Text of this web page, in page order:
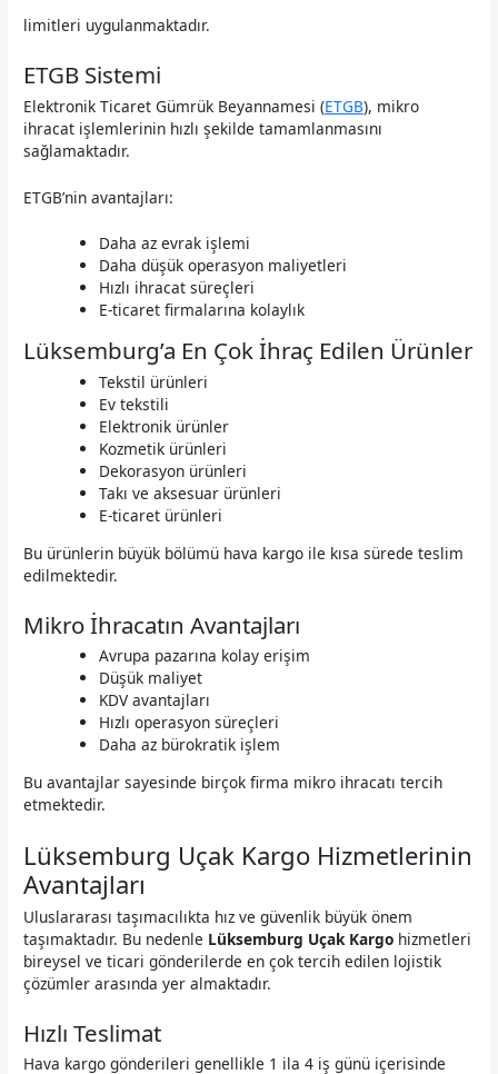
limitleri uygulanmaktadır.
ETGB Sistemi
Elektronik Ticaret Gümrük Beyannamesi (ETGB), mikro
ihracat işlemlerinin hızlı şekilde tamamlanmasını
sağlamaktadır.
ETGB’nin avantajları:
Daha az evrak işlemi
Daha düşük operasyon maliyetleri
Hızlı ihracat süreçleri
E-ticaret firmalarına kolaylık
Lüksemburg’a En Çok İhraç Edilen Ürünler
Tekstil ürünleri
Ev tekstili
Elektronik ürünler
Kozmetik ürünleri
Dekorasyon ürünleri
Takı ve aksesuar ürünleri
E-ticaret ürünleri
Bu ürünlerin büyük bölümü hava kargo ile kısa sürede teslim
edilmektedir.
Mikro İhracatın Avantajları
Avrupa pazarına kolay erişim
Düşük maliyet
KDV avantajları
Hızlı operasyon süreçleri
Daha az bürokratik işlem
Bu avantajlar sayesinde birçok firma mikro ihracatı tercih
etmektedir.
Lüksemburg Uçak Kargo Hizmetlerinin
Avantajları
Uluslararası taşımacılıkta hız ve güvenlik büyük önem
taşımaktadır. Bu nedenle Lüksemburg Uçak Kargo hizmetleri
bireysel ve ticari gönderilerde en çok tercih edilen lojistik
çözümler arasında yer almaktadır.
Hızlı Teslimat
Hava kargo gönderileri genellikle 1 ila 4 iş günü içerisinde